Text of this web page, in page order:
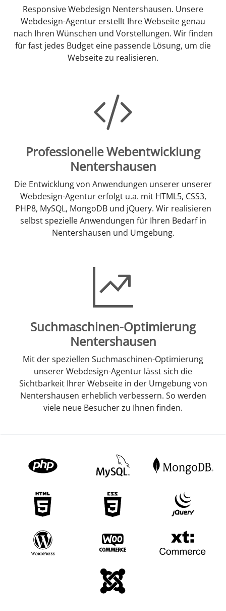
Responsive Webdesign Nentershausen. Unsere
Webdesign-Agentur erstellt Ihre Webseite genau
nach Ihren Wünschen und Vorstellungen. Wir finden
für fast jedes Budget eine passende Lösung, um die
Webseite zu realisieren.
Professionelle Webentwicklung
Nentershausen
Die Entwicklung von Anwendungen unserer unserer
Webdesign-Agentur erfolgt u.a. mit HTML5, CSS3,
PHP8, MySQL, MongoDB und jQuery. Wir realisieren
selbst spezielle Anwendungen für Ihren Bedarf in
Nentershausen und Umgebung.
Suchmaschinen-Optimierung
Nentershausen
Mit der speziellen Suchmaschinen-Optimierung
unserer Webdesign-Agentur lässt sich die
Sichtbarkeit Ihrer Webseite in der Umgebung von
Nentershausen erheblich verbessern. So werden
viele neue Besucher zu Ihnen finden.